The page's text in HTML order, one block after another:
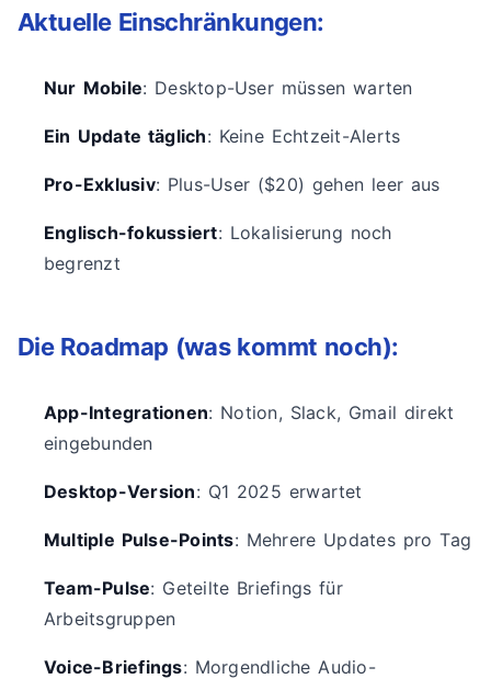
Aktuelle Einschränkungen:
Nur Mobile: Desktop-User müssen warten
Ein Update täglich: Keine Echtzeit-Alerts
Pro-Exklusiv: Plus-User ($20) gehen leer aus
Englisch-fokussiert: Lokalisierung noch
begrenzt
Die Roadmap (was kommt noch):
App-Integrationen: Notion, Slack, Gmail direkt
eingebunden
Desktop-Version: Q1 2025 erwartet
Multiple Pulse-Points: Mehrere Updates pro Tag
Team-Pulse: Geteilte Briefings für
Arbeitsgruppen
Voice-Briefings: Morgendliche Audio-